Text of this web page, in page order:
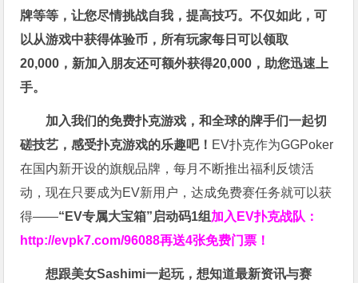
牌等等，让您尽情挑战自我，提高技巧。不仅如此，可
以从游戏中获得体验币，所有玩家每日可以领取
20,000，新加入朋友还可额外获得20,000，助您迅速上
手。
加入我们的免费扑克游戏，和全球的牌手们一起切
磋技艺，感受扑克游戏的乐趣吧！ EV扑克作为GGPoker
在国内新开设的旗舰品牌，每月不断推出福利反馈活
动，现在只要成为EV新用户，达成免费赛任务就可以获
得——“EV专属大宝箱”启动码1组 加入EV扑克战队：
http://evpk7.com/96088再送4张免费门票！
想跟美女Sashimi一起玩，想知道最新资讯与赛